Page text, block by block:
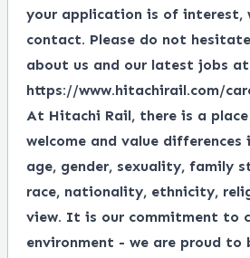
your application is of interest,
contact. Please do not
about us and our latest jobs at
https://www.hitachirail.com/
At Hitachi Rail, there is a
welcome and value differences
age, gender, sexuality, family
race, nationality, ethnicity,
view. It is our commitment to
environment - we are proud to